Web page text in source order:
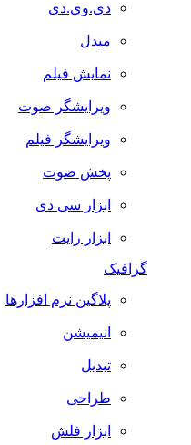
دی.وی.دی
مبدل
نمایش فیلم
ویرایشگر صوت
ویرایشگر فیلم
پخش صوت
ابزار سی دی
ابزار رایت
گرافیک
پلاگین نرم افزارها
انیمیشن
تبدیل
طراحی
ابزار فلش